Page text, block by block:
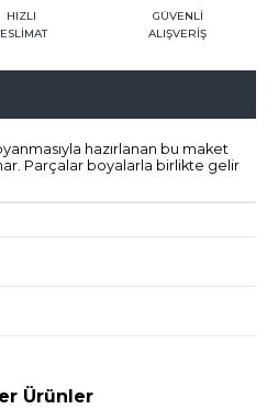
HIZLI
GÜVENLİ
ALIŞVERİŞ
hazırlanan bu maket
Parçalar boyalarla birlikte gelir
Ürünler